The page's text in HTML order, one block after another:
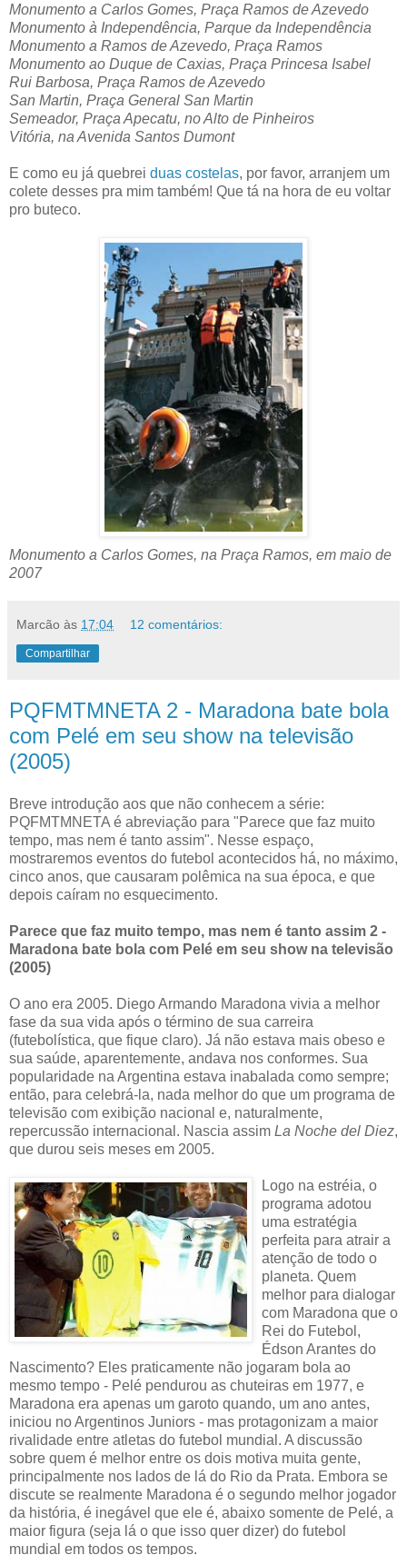
Monumento a Carlos Gomes, Praça Ramos de Azevedo
Monumento à Independência, Parque da Independência
Monumento a Ramos de Azevedo, Praça Ramos
Monumento ao Duque de Caxias, Praça Princesa Isabel
Rui Barbosa, Praça Ramos de Azevedo
San Martin, Praça General San Martin
Semeador, Praça Apecatu, no Alto de Pinheiros
Vitória, na Avenida Santos Dumont
E como eu já quebrei duas costelas, por favor, arranjem um
colete desses pra mim também! Que tá na hora de eu voltar
pro buteco.
Monumento a Carlos Gomes, na Praça Ramos, em maio de
2007
Marcão às 17:04 12 comentários:
Compartilhar
PQFMTMNETA 2 - Maradona bate bola
com Pelé em seu show na televisão
(2005)
Breve introdução aos que não conhecem a série:
PQFMTMNETA é abreviação para "Parece que faz muito
tempo, mas nem é tanto assim". Nesse espaço,
mostraremos eventos do futebol acontecidos há, no máximo,
cinco anos, que causaram polêmica na sua época, e que
depois caíram no esquecimento.
Parece que faz muito tempo, mas nem é tanto assim 2 -
Maradona bate bola com Pelé em seu show na televisão
(2005)
O ano era 2005. Diego Armando Maradona vivia a melhor
fase da sua vida após o término de sua carreira
(futebolística, que fique claro). Já não estava mais obeso e
sua saúde, aparentemente, andava nos conformes. Sua
popularidade na Argentina estava inabalada como sempre;
então, para celebrá-la, nada melhor do que um programa de
televisão com exibição nacional e, naturalmente,
repercussão internacional. Nascia assim La Noche del Diez,
que durou seis meses em 2005.
Logo na estréia, o
programa adotou
uma estratégia
perfeita para atrair a
atenção de todo o
planeta. Quem
melhor para dialogar
com Maradona que o
Rei do Futebol,
Édson Arantes do
Nascimento? Eles praticamente não jogaram bola ao
mesmo tempo - Pelé pendurou as chuteiras em 1977, e
Maradona era apenas um garoto quando, um ano antes,
iniciou no Argentinos Juniors - mas protagonizam a maior
rivalidade entre atletas do futebol mundial. A discussão
sobre quem é melhor entre os dois motiva muita gente,
principalmente nos lados de lá do Rio da Prata. Embora se
discute se realmente Maradona é o segundo melhor jogador
da história, é inegável que ele é, abaixo somente de Pelé, a
maior figura (seja lá o que isso quer dizer) do futebol
mundial em todos os tempos.